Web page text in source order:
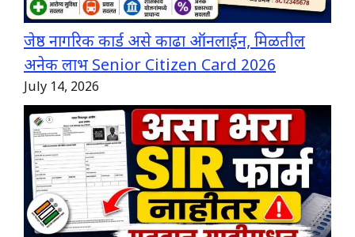
जेष्ठ नागरिक कार्ड असे काढा ऑनलाईन, मिळतील
अनेक लाभ Senior Citizen Card 2026
July 14, 2026